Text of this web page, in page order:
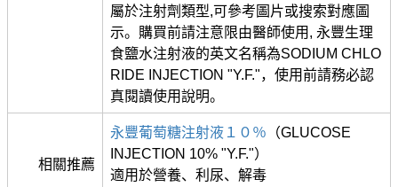
屬於注射劑類型,可參考圖片或搜索對應圖
示。購買前請注意限由醫師使用, 永豐生理
食鹽水注射液的英文名稱為SODIUM CHLO
RIDE INJECTION "Y.F."，使用前請務必認
真閱讀使用說明。
相關推薦
永豐葡萄糖注射液１０％ （GLUCOSE
INJECTION 10% "Y.F."）
適用於營養、利尿、解毒